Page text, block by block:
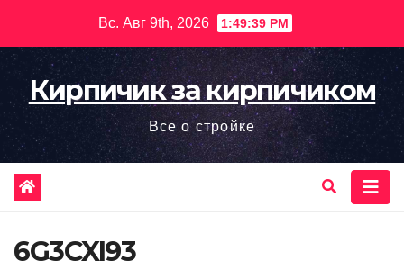
содержимому
Вс. Авг 9th, 2026 1:49:40 PM
Кирпичик за кирпичиком
Все о стройке
6G3CXI93